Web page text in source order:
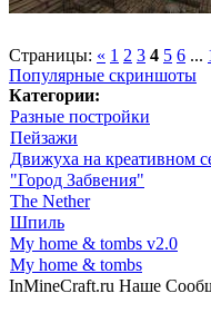
Страницы: « 1 2 3 4 5 6 ...
Популярные скриншоты
Категории:
Разные постройки
Пейзажи
Движуха на креативном
"Город Забвения"
The Nether
Шпиль
My home & tombs v2.0
My home & tombs
InMineCraft.ru Наше